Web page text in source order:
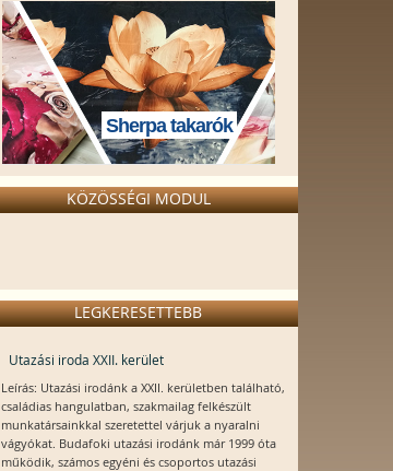
Sherpa takarók
KÖZÖSSÉGI MODUL
LEGKERESETTEBB
Utazási iroda XXII. kerület
Leírás: Utazási irodánk a XXII. kerületben található,
családias hangulatban, szakmailag felkészült
munkatársainkkal szeretettel várjuk a nyaralni
vágyókat. Budafoki utazási irodánk már 1999 óta
működik, számos egyéni és csoportos utazási